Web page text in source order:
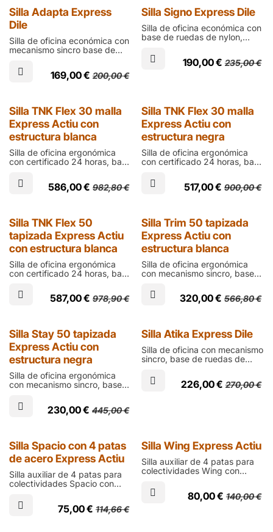
opcionales
Express
Silla Adapta Express
Dile
Silla de oficina económica con
mecanismo sincro base de
negra y asiento y respaldo de
espuma tapizada en negro
169,00€ 200,00€
Express
Silla Signo Express Dile
Silla de oficina económica con
base de ruedas de nylon,
malla ergonómica con
mecanismo sincro, refuerzo
190,00€ 235,00€
Express
Silla TNK Flex 30 malla
Express Actiu con
estructura blanca
Silla de oficina ergonómica
con certificado 24 horas, base
asiento de espuma inyectada
y respaldo de tejido técnico
inteligente a la torsión
586,00€ 982,80€
Express
Silla TNK Flex 30 malla
Express Actiu con
estructura negra
Silla de oficina ergonómica
con certificado 24 horas, base
asiento de espuma inyectada
y respaldo de tejido técnico
torsión
517,00€ 900,00€
Express
Silla TNK Flex 50
tapizada Express Actiu
con estructura blanca
Silla de oficina ergonómica
con certificado 24 horas, base
asiento de espuma inyectada
y respaldo con cabecero y
negra
587,00€ 978,90€
Express
Silla Trim 50 tapizada
Express Actiu con
estructura blanca
Silla de oficina ergonómica
con mecanismo sincro, base
blanca, carcasa blanca,
asiento de espuma inyectada
azul
320,00€ 566,80€
Express
Silla Stay 50 tapizada
Express Actiu con
estructura negra
Silla de oficina ergonómica
con mecanismo sincro, base
carcasa negra, asiento de
espuma inyectada y respaldo
230,00€ 445,00€
Express
Silla Atika Express Dile
Silla de oficina con mecanismo
sincro, base de ruedas de
respaldo de diseño con malla
ergonómica y refuerzo lumbar
226,00€ 270,00€
Express
Silla Spacio con 4 patas
de acero Express Actiu
Silla auxiliar de 4 patas para
colectividades Spacio con
carcasa de polipropileno y
fibra de vidrio en 7 colores,
75,00€ 114,66€
Express
Silla Wing Express Actiu
Silla auxiliar de 4 patas para
colectividades Wing con
polipropileno y fibra de vidrio
disponible en 7 colores a
80,00€ 140,00€